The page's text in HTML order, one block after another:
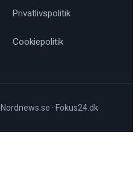
Privatlivspolitik
Cookiepolitik
Nordnews.se · Fokus24.dk